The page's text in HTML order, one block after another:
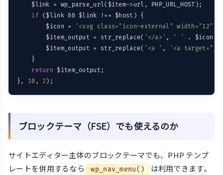
    $link = wp_parse_url($item->url, PHP_URL_HOST);
if ($link && $link !== $host) {
        $icon =
'<svg class="icon-external" width="12"
        $item_output = str_replace(
'</a>' , ' '
. $icon
        $item_output = str_replace(
'<a ' ,
'<a
    }
return $item_output;
}, 10 , 2
ブロックテーマ（FSE）でも使えるのか
サイトエディター主体のブロックテーマでも、PHP テンプ
レートを併用するなら wp_nav_menu()
は利用できます。